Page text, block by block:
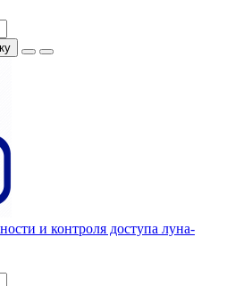
и контроля доступа луна-